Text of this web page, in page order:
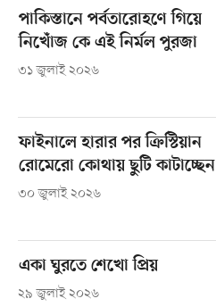
পাকিস্তানে পর্বতারোহণে গিয়ে
নিখোঁজ কে এই নির্মল পুরজা
৩১ জুলাই ২০২৬
ফাইনালে হারার পর ক্রিস্টিয়ান
রোমেরো কোথায় ছুটি কাটাচ্ছেন
৩০ জুলাই ২০২৬
একা ঘুরতে শেখো প্রিয়
২৯ জুলাই ২০২৬